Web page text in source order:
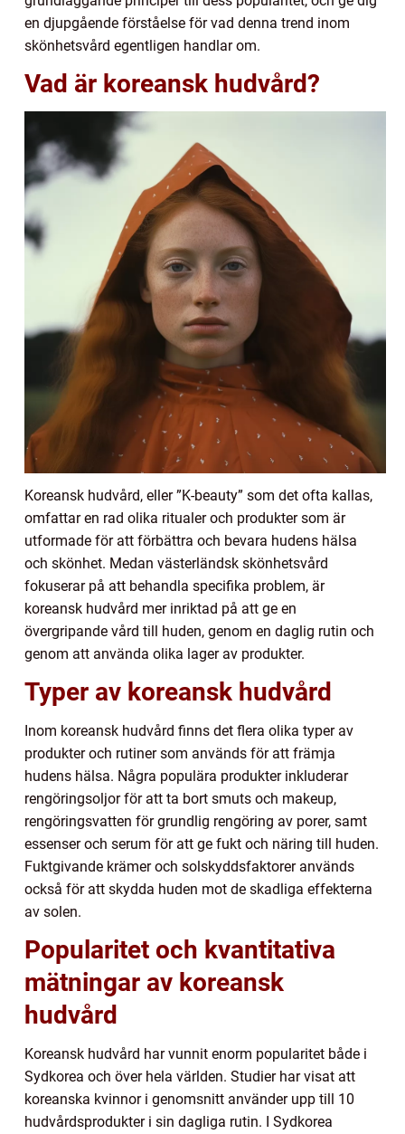
en djupgående förståelse för vad denna trend inom
skönhetsvård egentligen handlar om.
Vad är koreansk hudvård?
Koreansk hudvård, eller ”K-beauty” som det ofta kallas,
omfattar en rad olika ritualer och produkter som är
utformade för att förbättra och bevara hudens hälsa
och skönhet. Medan västerländsk skönhetsvård
fokuserar på att behandla specifika problem, är
koreansk hudvård mer inriktad på att ge en
övergripande vård till huden, genom en daglig rutin och
genom att använda olika lager av produkter.
Typer av koreansk hudvård
Inom koreansk hudvård finns det flera olika typer av
produkter och rutiner som används för att främja
hudens hälsa. Några populära produkter inkluderar
rengöringsoljor för att ta bort smuts och makeup,
rengöringsvatten för grundlig rengöring av porer, samt
essenser och serum för att ge fukt och näring till huden.
Fuktgivande krämer och solskyddsfaktorer används
också för att skydda huden mot de skadliga effekterna
av solen.
Popularitet och kvantitativa
mätningar av koreansk
hudvård
Koreansk hudvård har vunnit enorm popularitet både i
Sydkorea och över hela världen. Studier har visat att
koreanska kvinnor i genomsnitt använder upp till 10
hudvårdsprodukter i sin dagliga rutin. I Sydkorea